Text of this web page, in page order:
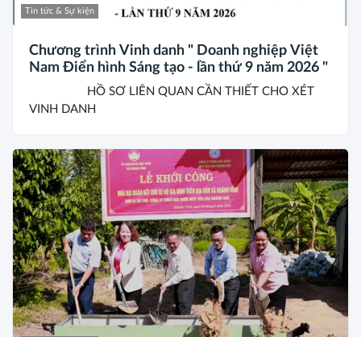
Tin tức & Sự kiện
Chương trình Vinh danh " Doanh nghiệp Việt
Nam Điển hình Sáng tạo - lần thứ 9 năm 2026 "
HỒ SƠ LIÊN QUAN CẦN THIẾT CHO XÉT
VINH DANH